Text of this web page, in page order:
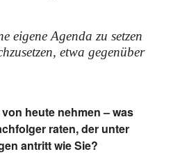
ei­ge­ne Agen­da zu set­zen
etwa ge­gen­über
heute nehmen – was
raten, der unter
antritt wie Sie?